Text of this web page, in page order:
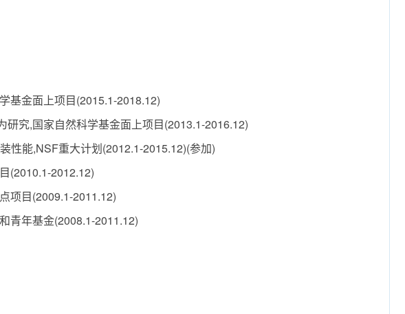
基金面上项目(2015.1-2018.12)
究,国家自然科学基金面上项目(2013.1-2016.12)
性能,NSF重大计划(2012.1-2015.12)(参加)
(2010.1-2012.12)
项目(2009.1-2011.12)
青年基金(2008.1-2011.12)